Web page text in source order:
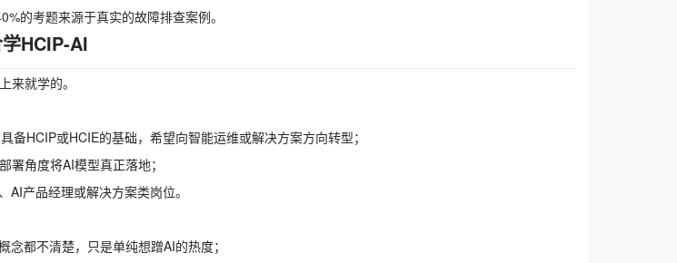
的考题来源于真实的故障排查案例。
HCIP-AI
来就学的。
备HCIP或HCIE的基础，希望向智能运维或解决方案方向转型；
署角度将AI模型真正落地；
产品经理或解决方案类岗位。
都不清楚，只是单纯想蹭AI的热度；